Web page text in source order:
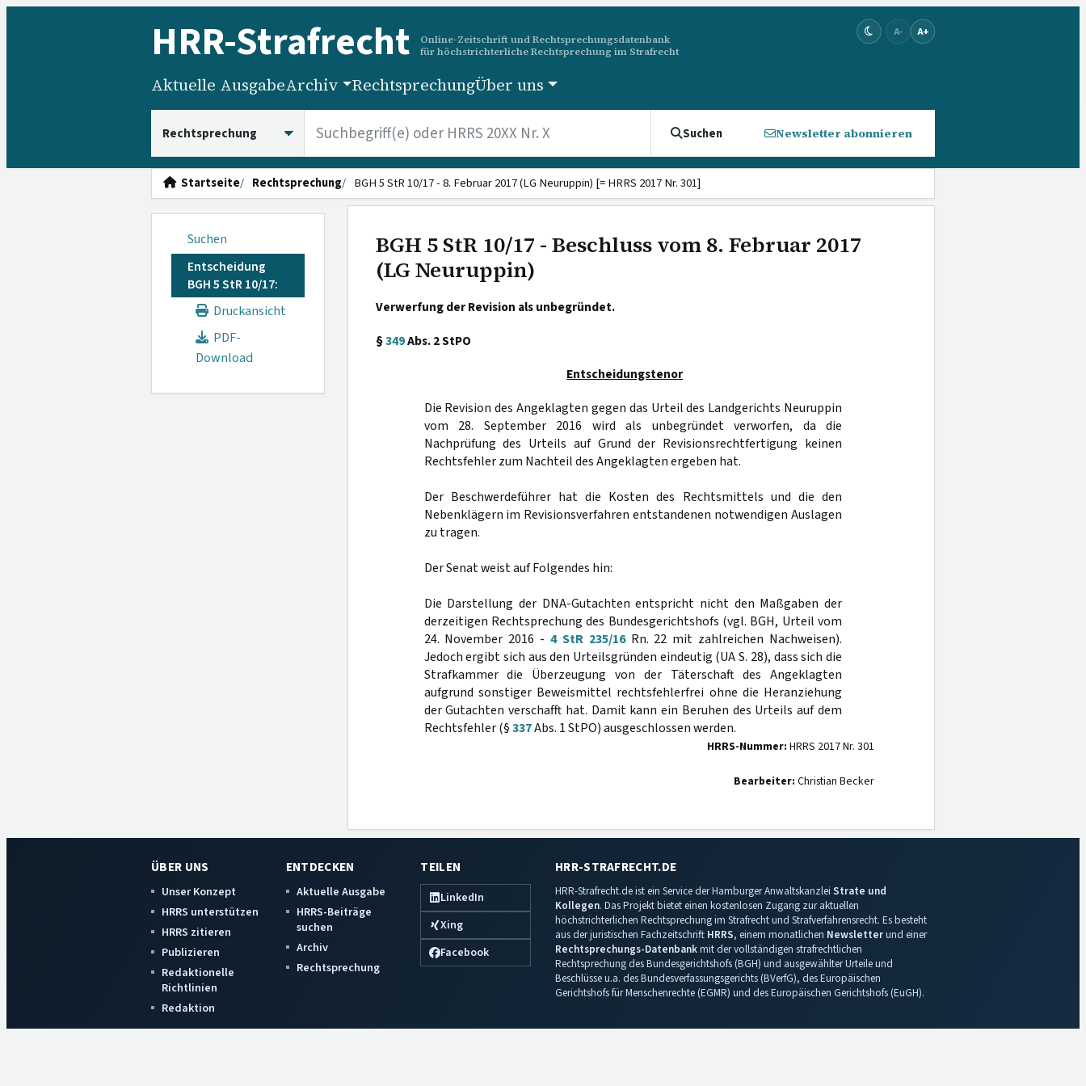
HRR-Strafrecht
Online-Zeitschrift und Rechtsprechungsdatenbank
für höchstrichterliche Rechtsprechung im Strafrecht
A- A+
Aktuelle AusgabeArchiv RechtsprechungÜber uns
Suchen Newsletter abonnieren
Startseite Rechtsprechung BGH 5 StR 10/17 - 8. Februar 2017 (LG Neuruppin) [= HRRS 2017 Nr. 301]
Suchen
Entscheidung
BGH 5 StR 10/17:
Druckansicht
PDF-
Download
BGH 5 StR 10/17 - Beschluss vom 8. Februar 2017
(LG Neuruppin)
Verwerfung der Revision als unbegründet.
§349Abs. 2 StPO
Entscheidungstenor
Die Revision des Angeklagten gegen das Urteil des Landgerichts Neuruppin
vom 28. September 2016 wird als unbegründet verworfen, da die
Nachprüfung des Urteils auf Grund der Revisionsrechtfertigung keinen
Rechtsfehler zum Nachteil des Angeklagten ergeben hat.
Der Beschwerdeführer hat die Kosten des Rechtsmittels und die den
Nebenklägern im Revisionsverfahren entstandenen notwendigen Auslagen
zu tragen.
Der Senat weist auf Folgendes hin:
Die Darstellung der DNA-Gutachten entspricht nicht den Maßgaben der
derzeitigen Rechtsprechung des Bundesgerichtshofs (vgl. BGH, Urteil vom
24. November 2016 - 4 StR 235/16Rn. 22 mit zahlreichen Nachweisen).
Jedoch ergibt sich aus den Urteilsgründen eindeutig (UA S. 28), dass sich die
Strafkammer die Überzeugung von der Täterschaft des Angeklagten
aufgrund sonstiger Beweismittel rechtsfehlerfrei ohne die Heranziehung
der Gutachten verschafft hat. Damit kann ein Beruhen des Urteils auf dem
Rechtsfehler (§337Abs. 1 StPO) ausgeschlossen werden.
HRRS-Nummer: HRRS 2017 Nr. 301
Bearbeiter: Christian Becker
ÜBER UNS
Unser Konzept
HRRS unterstützen
HRRS zitieren
Publizieren
Redaktionelle
Richtlinien
Redaktion
ENTDECKEN
Aktuelle Ausgabe
HRRS-Beiträge
suchen
Archiv
Rechtsprechung
TEILEN
LinkedIn
Xing
Facebook
HRR-STRAFRECHT.DE
HRR-Strafrecht.de ist ein Service der Hamburger Anwaltskanzlei Strate und
Kollegen. Das Projekt bietet einen kostenlosen Zugang zur aktuellen
höchstrichterlichen Rechtsprechung im Strafrecht und Strafverfahrensrecht. Es besteht
aus der juristischen Fachzeitschrift HRRS, einem monatlichen Newsletterund einer
Rechtsprechungs-Datenbankmit der vollständigen strafrechtlichen
Rechtsprechung des Bundesgerichtshofs (BGH) und ausgewählter Urteile und
Beschlüsse u.a. des Bundesverfassungsgerichts (BVerfG), des Europäischen
Gerichtshofs für Menschenrechte (EGMR) und des Europäischen Gerichtshofs (EuGH).